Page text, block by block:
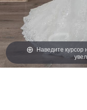
Наведите курсор